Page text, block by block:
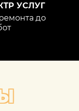
УСЛУГ
до